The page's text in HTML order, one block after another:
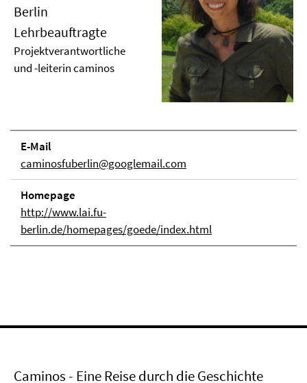
Berlin
Lehrbeauftragte
Projektverantwortliche
und -leiterin caminos
E-Mail
caminosfuberlin@googlemail.com
Homepage
http://www.lai.fu-
berlin.de/homepages/goede/index.html
Caminos - Eine Reise durch die Geschichte